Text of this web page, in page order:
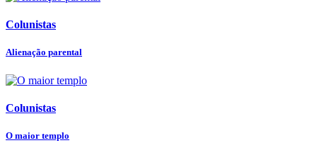
Colunistas
Alienação parental
Colunistas
O maior templo